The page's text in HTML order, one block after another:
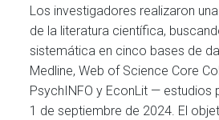
Los investigadores realizaron
de la literatura científica,
sistemática en cinco bases de
Medline, Web of Science Core
PsychINFO y EconLit — estudios
1 de septiembre de 2024. El